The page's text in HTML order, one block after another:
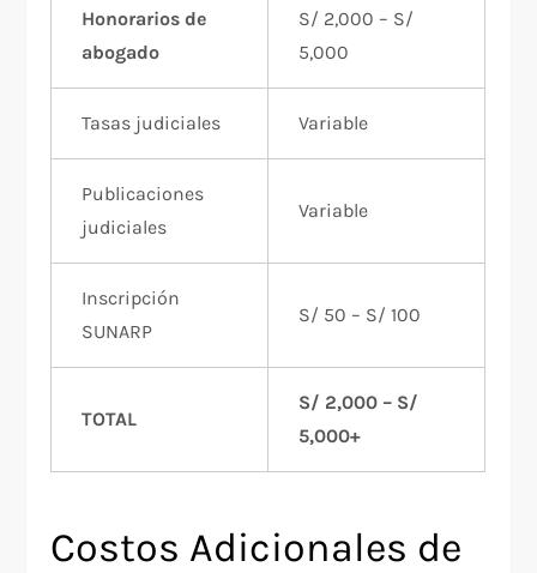
Honorarios de
abogado
S/ 2,000 – S/
5,000
Tasas judiciales Variable
Publicaciones
judiciales
Variable
Inscripción
SUNARP
S/ 50 – S/ 100
TOTAL
S/ 2,000 – S/
5,000+
Costos Adicionales de